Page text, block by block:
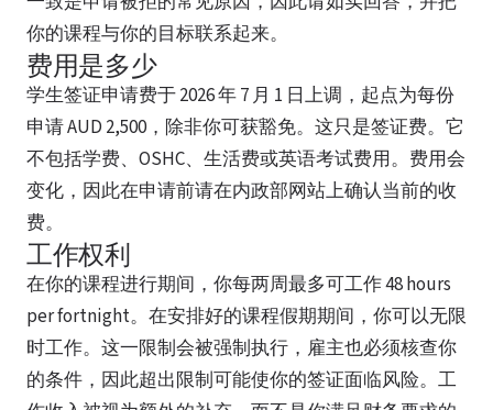
你的课程与你的目标联系起来。
费用是多少
学生签证申请费于 2026 年 7 月 1 日上调，起点为每份
申请 AUD 2,500，除非你可获豁免。这只是签证费。它
不包括学费、OSHC、生活费或英语考试费用。费用会
变化，因此在申请前请在内政部网站上确认当前的收
费。
工作权利
在你的课程进行期间，你每两周最多可工作 48 hours
per fortnight。在安排好的课程假期期间，你可以无限
时工作。这一限制会被强制执行，雇主也必须核查你
的条件，因此超出限制可能使你的签证面临风险。工